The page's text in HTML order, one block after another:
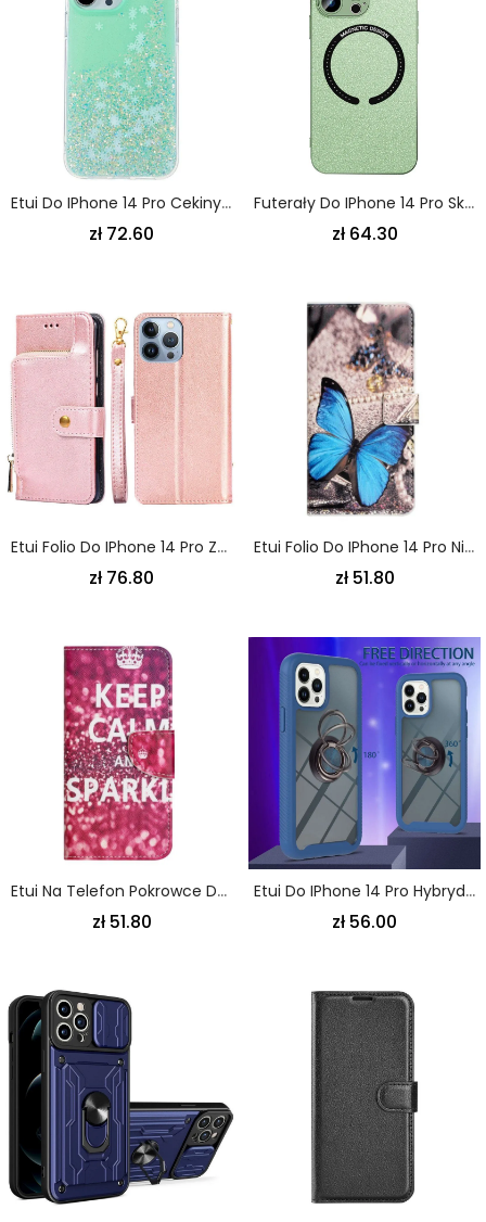
Etui Do IPhone 14 Pro Cekiny Płatki
zł 72.60
Futerały Do IPhone 14 Pro Skóra Ekologiczna Kompatybilna Z Magsafe
zł 64.30
Etui Folio Do IPhone 14 Pro Zapinana Na Zamek Portmonetka
zł 76.80
Etui Folio Do IPhone 14 Pro Niebieski Motyl
zł 51.80
Etui Na Telefon Pokrowce Do IPhone 14 Pro Zachować Spokój
zł 51.80
Etui Do IPhone 14 Pro Hybrydowy Wspornik Pierścieniowy
zł 56.00